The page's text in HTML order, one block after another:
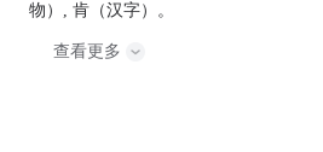
物）, 肯（汉字）。
查看更多